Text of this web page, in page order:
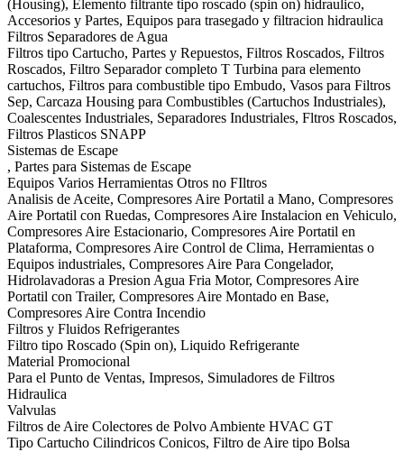
(Housing), Elemento filtrante tipo roscado (spin on) hidraulico,
Accesorios y Partes, Equipos para trasegado y filtracion hidraulica
Filtros Separadores de Agua
Filtros tipo Cartucho, Partes y Repuestos, Filtros Roscados, Filtros
Roscados, Filtro Separador completo T Turbina para elemento
cartuchos, Filtros para combustible tipo Embudo, Vasos para Filtros
Sep, Carcaza Housing para Combustibles (Cartuchos Industriales),
Coalescentes Industriales, Separadores Industriales, Fltros Roscados,
Filtros Plasticos SNAPP
Sistemas de Escape
, Partes para Sistemas de Escape
Equipos Varios Herramientas Otros no FIltros
Analisis de Aceite, Compresores Aire Portatil a Mano, Compresores
Aire Portatil con Ruedas, Compresores Aire Instalacion en Vehiculo,
Compresores Aire Estacionario, Compresores Aire Portatil en
Plataforma, Compresores Aire Control de Clima, Herramientas o
Equipos industriales, Compresores Aire Para Congelador,
Hidrolavadoras a Presion Agua Fria Motor, Compresores Aire
Portatil con Trailer, Compresores Aire Montado en Base,
Compresores Aire Contra Incendio
Filtros y Fluidos Refrigerantes
Filtro tipo Roscado (Spin on), Liquido Refrigerante
Material Promocional
Para el Punto de Ventas, Impresos, Simuladores de Filtros
Hidraulica
Valvulas
Filtros de Aire Colectores de Polvo Ambiente HVAC GT
Tipo Cartucho Cilindricos Conicos, Filtro de Aire tipo Bolsa